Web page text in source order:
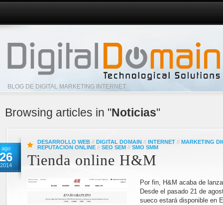
BLOG DE DIGITAL MARKETING INTERNET
Browsing articles in "Noticias"
ago
26
2014
DESARROLLO WEB // DIGITAL DOMAIN // INTERNET // MARKETING
REPUTACION ONLINE // SEO SEM // SMO SMM
Tienda online H&M
Por fin, H&M acaba de
Desde el pasado 21 de
sueco estará disponible en